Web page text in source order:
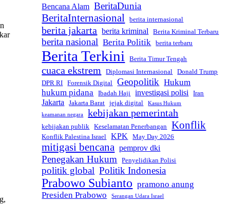
Bencana Alam BeritaDunia
BeritaInternasional berita internasional
berita jakarta berita kriminal Berita Kriminal Terbaru
berita nasional Berita Politik berita terbaru
Berita Terkini Berita Timur Tengah
cuaca ekstrem Diplomasi Internasional
Donald Trump
DPR RI
Forensik Digital Geopolitik Hukum
hukum pidana
Ibadah Haji investigasi polisi Iran
Jakarta Jakarta Barat jejak digital
Kasus Hukum
keamanan negara
kebijakan pemerintah
kebijakan publik Keselamatan Penerbangan Konflik
Konflik Palestina Israel KPK May Day 2026
mitigasi bencana pemprov dki
Penegakan Hukum Penyelidikan Polisi
politik global Politik Indonesia
Prabowo Subianto pramono anung
Presiden Prabowo
Serangan Udara Israel